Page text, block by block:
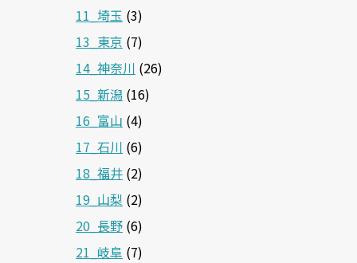
11_埼玉 (3)
13_東京 (7)
14_神奈川 (26)
15_新潟 (16)
16_富山 (4)
17_石川 (6)
18_福井 (2)
19_山梨 (2)
20_長野 (6)
21_岐阜 (7)